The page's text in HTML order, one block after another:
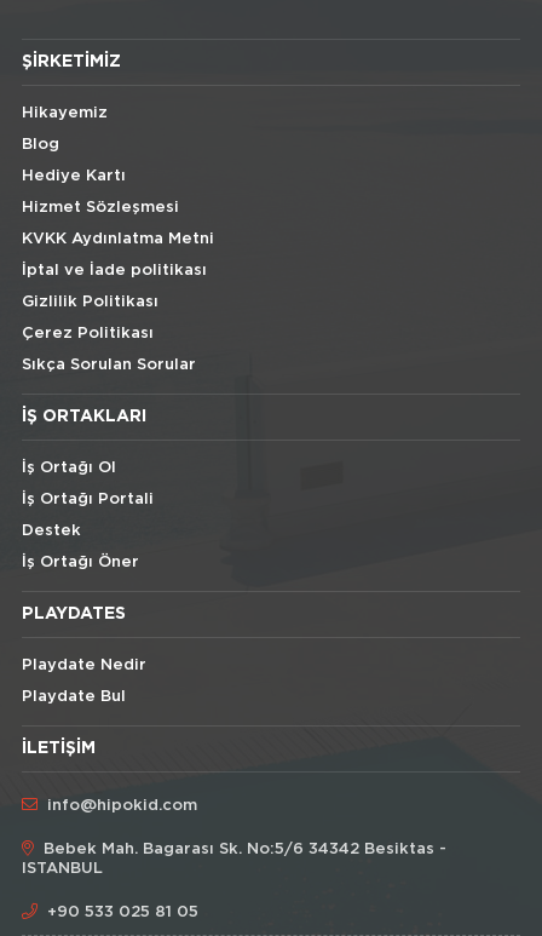
ŞIRKETIMIZ
Hikayemiz
Blog
Hediye Kartı
Hizmet Sözleşmesi
KVKK Aydınlatma Metni
İptal ve İade politikası
Gizlilik Politikası
Çerez Politikası
Sıkça Sorulan Sorular
İŞ ORTAKLARI
İş Ortağı Ol
İş Ortağı Portali
Destek
İş Ortağı Öner
PLAYDATES
Playdate Nedir
Playdate Bul
İLETIŞIM
info@hipokid.com
Bebek Mah. Bagarası Sk. No:5/6 34342 Besiktas -
ISTANBUL
+90 533 025 81 05